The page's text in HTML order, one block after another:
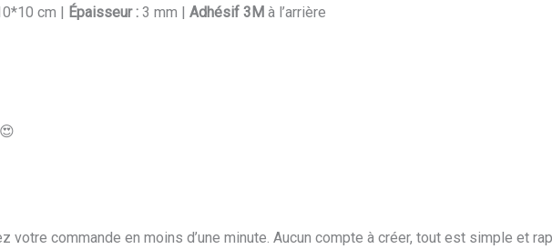
cm | Épaisseur : 3 mm | Adhésif 3M à l’arrière
votre commande en moins d’une minute. Aucun compte à créer, tout est simple et